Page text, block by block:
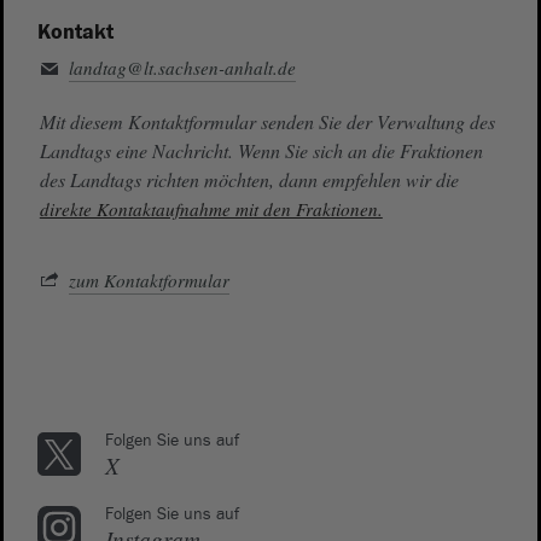
Kontakt
landtag@lt.sachsen-anhalt.de
Mit diesem Kontaktformular senden Sie der Verwaltung des
Landtags eine Nachricht. Wenn Sie sich an die Fraktionen
des Landtags richten möchten, dann empfehlen wir die
direkte Kontaktaufnahme mit den Fraktionen.
zum Kontaktformular
Folgen Sie uns auf
X
Folgen Sie uns auf